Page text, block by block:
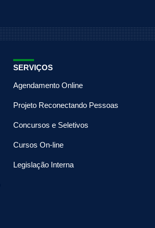
SERVIÇOS
Agendamento Online
Projeto Reconectando Pessoas
Concursos e Seletivos
Cursos On-line
Legislação Interna